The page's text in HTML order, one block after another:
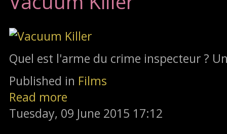
Quel est l'arme du crime inspecteur ?
Published in Films
Read more
Tuesday, 09 June 2015 17:12